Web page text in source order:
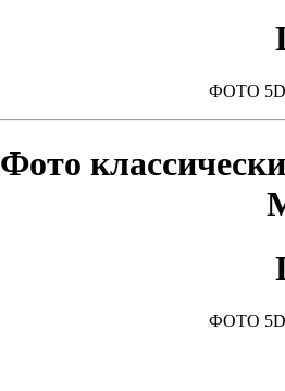
ФОТО 5D
Фото
ФОТО 5D